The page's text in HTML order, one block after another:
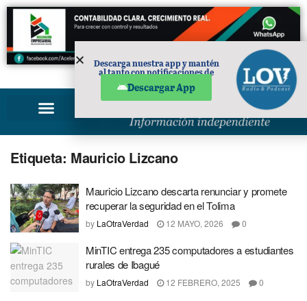
PUBLICIDAD
Etiqueta: Mauricio Lizcano
Mauricio Lizcano descarta renunciar y promete
recuperar la seguridad en el Tolima
by LaOtraVerdad 12 MAYO, 2026 0
MinTIC entrega 235 computadores a estudiantes
rurales de Ibagué
by LaOtraVerdad 12 FEBRERO, 2025 0
Descarga nuestra app y mantén
al tanto con notificaciones de
Descargar App